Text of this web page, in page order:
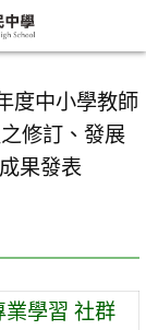
度中小學教師
修訂、發展
果發表
業學習 社群